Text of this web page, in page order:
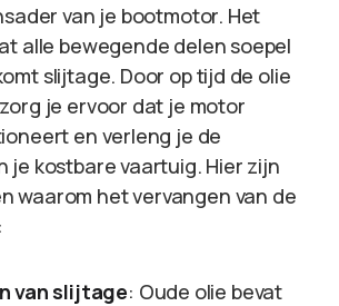
van je bootmotor. Het
alle bewegende delen soepel
slijtage. Door op tijd de olie
je ervoor dat je motor
en verleng je de
je kostbare vaartuig. Hier zijn
waarom het vervangen van de
van slijtage: Oude olie bevat